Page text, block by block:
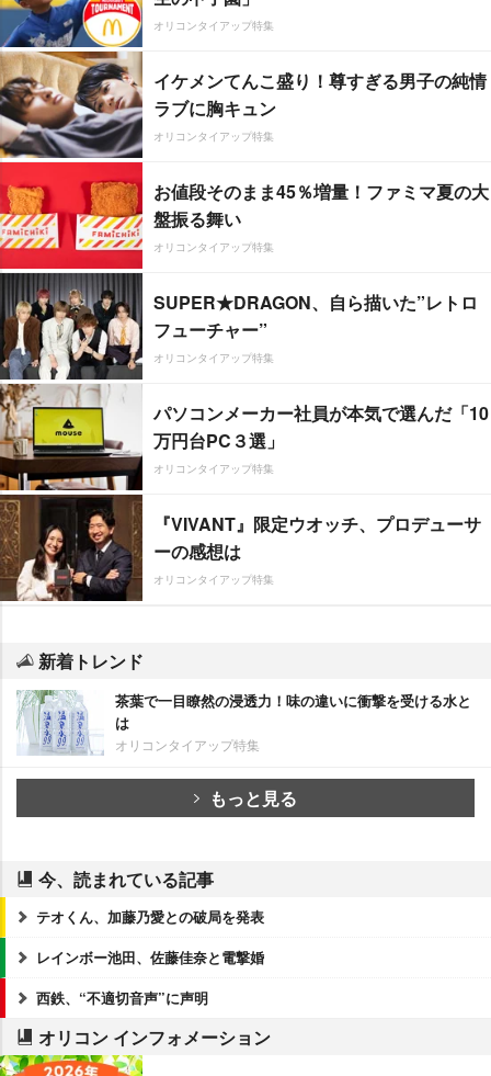
オリコンタイアップ特集
イケメンてんこ盛り！尊すぎる男子の純情
ラブに胸キュン
オリコンタイアップ特集
お値段そのまま45％増量！ファミマ夏の大
盤振る舞い
オリコンタイアップ特集
SUPER★DRAGON、自ら描いた”レトロ
フューチャー”
オリコンタイアップ特集
パソコンメーカー社員が本気で選んだ「10
万円台PC３選」
オリコンタイアップ特集
『VIVANT』限定ウオッチ、プロデューサ
ーの感想は
オリコンタイアップ特集
新着トレンド
茶葉で一目瞭然の浸透力！味の違いに衝撃を受ける水と
は
オリコンタイアップ特集
もっと見る
今、読まれている記事
テオくん、加藤乃愛との破局を発表
レインボー池田、佐藤佳奈と電撃婚
西鉄、“不適切音声”に声明
オリコン インフォメーション